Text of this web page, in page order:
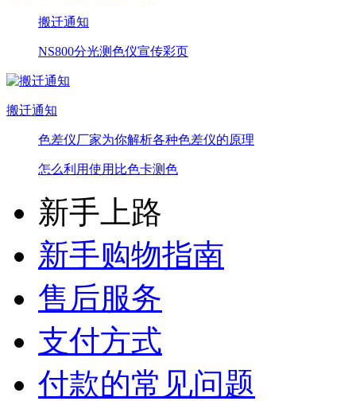
搬迁通知
NS800分光测色仪宣传彩页
搬迁通知
色差仪厂家为你解析各种色差仪的原理
怎么利用使用比色卡测色
新手上路
新手购物指南
售后服务
支付方式
付款的常见问题